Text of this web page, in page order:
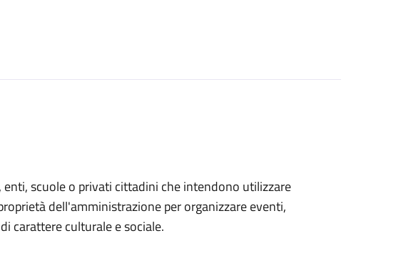
scuole o privati cittadini che intendono utilizzare
dell'amministrazione per organizzare eventi,
carattere culturale e sociale.